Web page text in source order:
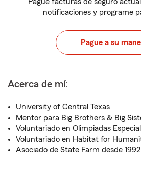
notificaciones y programe
Pague a su
Acerca de mí:
University of Central Texas
Mentor para Big Brothers & Big
Voluntariado en Olimpiadas
Voluntariado en Habitat for
Asociado de State Farm desde 1992